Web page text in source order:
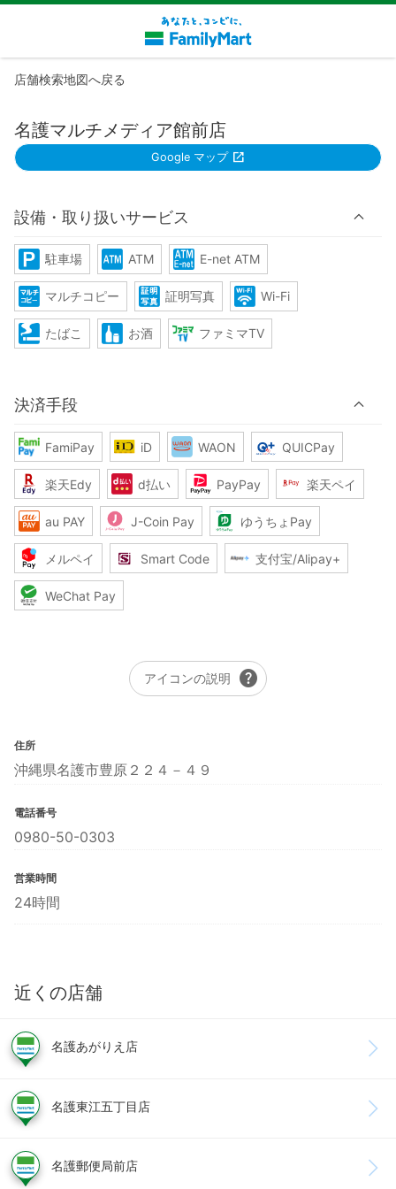
店舗検索地図へ戻る
名護マルチメディア館前店
Google マップ
設備・取り扱いサービス
駐車場 ATM E-net ATM
マルチコピー 証明写真 Wi-Fi
たばこ お酒 ファミマTV
決済手段
FamiPay iD WAON QUICPay
楽天Edy d払い PayPay 楽天ペイ
au PAY J-Coin Pay ゆうちょPay
メルペイ Smart Code 支付宝/Alipay+
WeChat Pay
アイコンの説明 help
住所
沖縄県名護市豊原２２４－４９
電話番号
0980-50-0303
営業時間
24時間
近くの店舗
名護あがりえ店
名護東江五丁目店
名護郵便局前店